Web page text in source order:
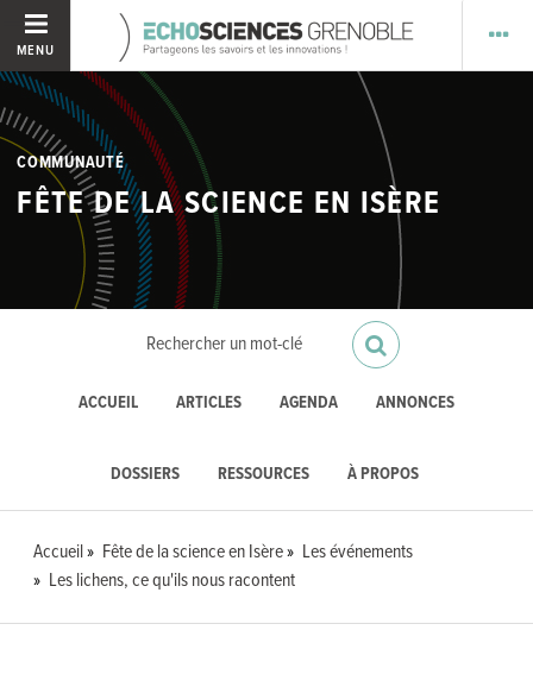
MENU
COMMUNAUTÉ
FÊTE DE LA SCIENCE EN ISÈRE
ACCUEIL ARTICLES AGENDA ANNONCES
DOSSIERS RESSOURCES À PROPOS
Accueil Fête de la science en Isère
Les événements
Les lichens, ce qu'ils nous racontent